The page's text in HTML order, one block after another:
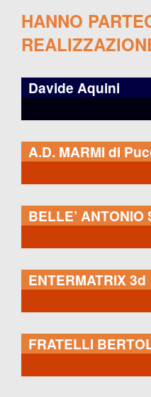
HANNO
Davide Aquini
A.D. MARMI di
BELLE’ ANTONIO
ENTERMATRIX 3d
FRATELLI